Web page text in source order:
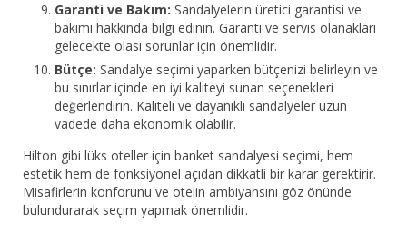
Garanti ve Bakım: Sandalyelerin üretici garantisi ve
bakımı hakkında bilgi edinin. Garanti ve servis olanakları
gelecekte olası sorunlar için önemlidir.
Bütçe: Sandalye seçimi yaparken bütçenizi belirleyin ve
bu sınırlar içinde en iyi kaliteyi sunan seçenekleri
değerlendirin. Kaliteli ve dayanıklı sandalyeler uzun
vadede daha ekonomik olabilir.
Hilton gibi lüks oteller için banket sandalyesi seçimi, hem
estetik hem de fonksiyonel açıdan dikkatli bir karar gerektirir.
Misafirlerin konforunu ve otelin ambiyansını göz önünde
bulundurarak seçim yapmak önemlidir.